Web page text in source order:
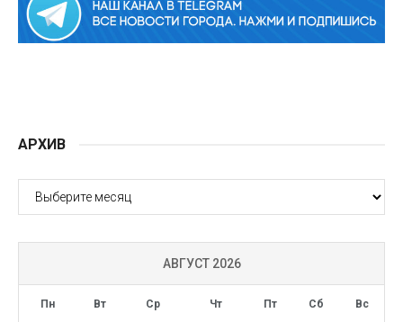
АРХИВ
АРХИВ
АВГУСТ 2026
Пн Вт Ср Чт Пт Сб Вс